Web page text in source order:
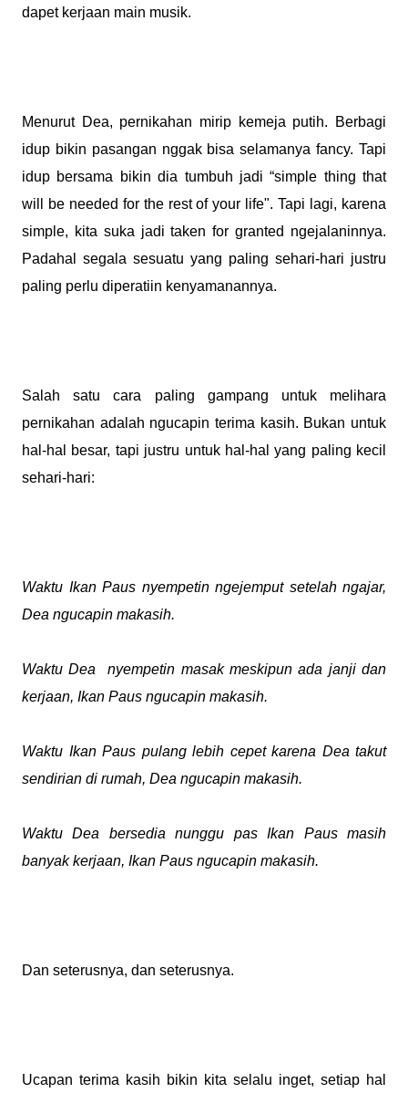
dapet kerjaan main musik.
Menurut Dea, pernikahan mirip kemeja putih. Berbagi
idup bikin pasangan nggak bisa selamanya fancy. Tapi
idup bersama bikin dia tumbuh jadi “simple thing that
will be needed for the rest of your l ife". Tapi lagi, karena
simple, kita suka jadi taken for granted ngejalaninnya.
Padahal segala sesuatu yang paling sehari-hari justru
paling perlu diperatiin kenyamanannya.
Salah satu cara paling gampang untuk melihara
pernikahan adalah ngucapin terima kasih. Bukan untuk
hal-hal besar, tapi justru untuk hal-hal yang paling kecil
sehari-hari:
Waktu Ikan Paus nyempetin ngejemput setelah ngajar,
Dea ngucapin makasih.
Waktu Dea
nyempetin masak meskipun ada janji dan
kerjaan, Ikan Paus ngucapin makasih.
Waktu Ikan Paus pulang lebih cepet karena Dea takut
sendirian di rumah, Dea ngucapin makasih.
Waktu Dea bersedia nunggu pas Ikan Paus masih
banyak kerjaan, Ikan Paus ngucapin makasih.
Dan seterusnya, dan seterusnya.
Ucapan terima kasih bikin kita selalu inget, setiap hal